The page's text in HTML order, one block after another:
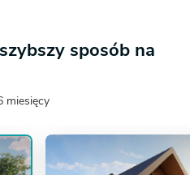
sposób na
miesięcy